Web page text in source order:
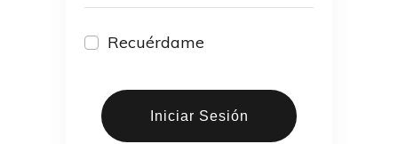
Recuérdame
Iniciar Sesión